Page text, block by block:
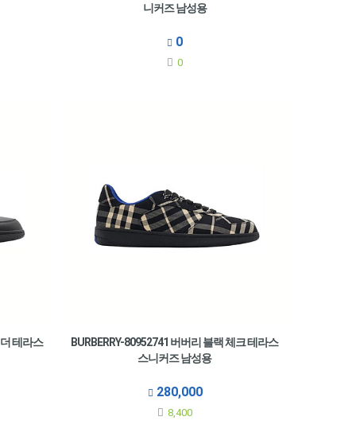
니커즈 남성용
0
0
테라스
BURBERRY-80952741 버버리 블랙 체크 테라스
스니커즈 남성용
280,000
8,400